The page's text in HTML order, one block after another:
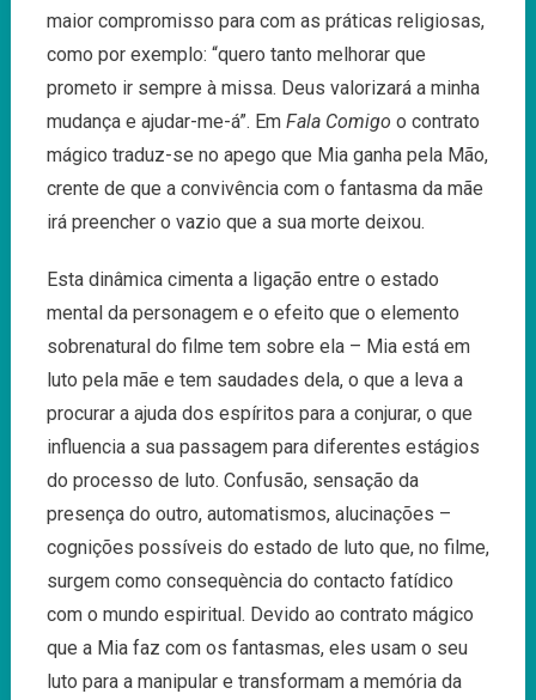
maior compromisso para com as práticas religiosas,
como por exemplo: “quero tanto melhorar que
prometo ir sempre à missa. Deus valorizará a minha
mudança e ajudar-me-á”. Em Fala Comigo o contrato
mágico traduz-se no apego que Mia ganha pela Mão,
crente de que a convivência com o fantasma da mãe
irá preencher o vazio que a sua morte deixou.
Esta dinâmica cimenta a ligação entre o estado
mental da personagem e o efeito que o elemento
sobrenatural do filme tem sobre ela – Mia está em
luto pela mãe e tem saudades dela, o que a leva a
procurar a ajuda dos espíritos para a conjurar, o que
influencia a sua passagem para diferentes estágios
do processo de luto. Confusão, sensação da
presença do outro, automatismos, alucinações –
cognições possíveis do estado de luto que, no filme,
surgem como consequència do contacto fatídico
com o mundo espiritual. Devido ao contrato mágico
que a Mia faz com os fantasmas, eles usam o seu
luto para a manipular e transformam a memória da